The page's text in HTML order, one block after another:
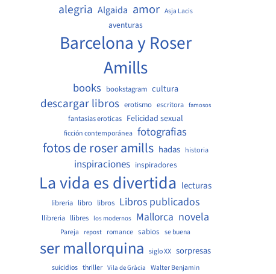
alegria Algaida amor Asja Lacis
aventuras
Barcelona y Roser
Amills
books bookstagram cultura
descargar libros erotismo escritora famosos
fantasias eroticas Felicidad sexual
ficción contemporánea fotografias
fotos de roser amills hadas historia
inspiraciones inspiradores
La vida es divertida lecturas
libreria libro libros Libros publicados
llibreria llibres los modernos Mallorca novela
Pareja repost romance sabios se buena
ser mallorquina siglo XX sorpresas
suicidios thriller Vila de Gràcia Walter Benjamin